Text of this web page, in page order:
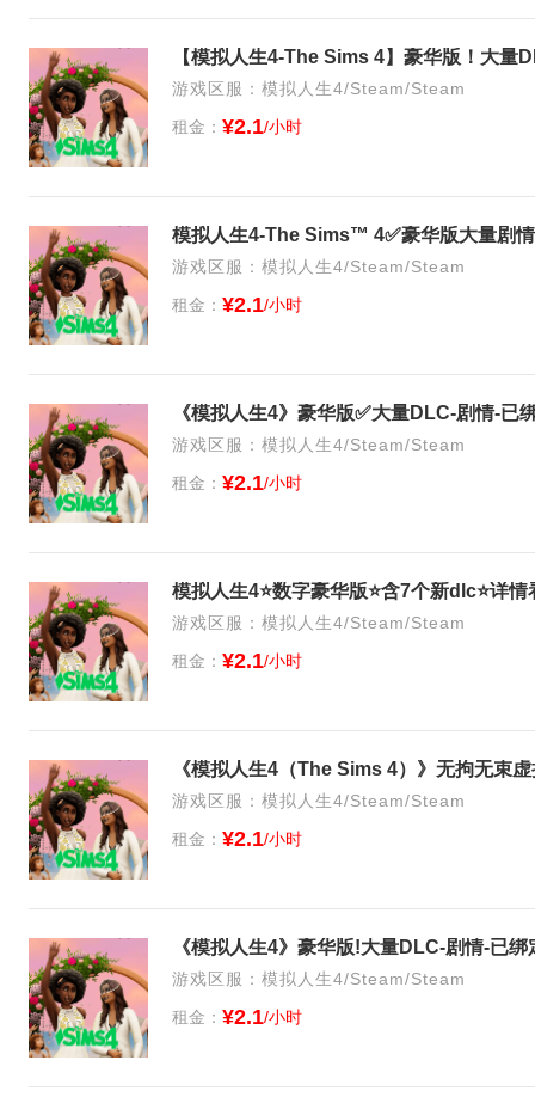
【模拟人生4-The Sims 4】豪华版！大量
游戏区服：模拟人生4/Steam/Steam
租金： ¥2.1/小时
游戏区服：模拟人生4/Steam/Steam
租金： ¥2.1/小时
《模拟人生4》豪华版✅大量DLC-剧情-已
游戏区服：模拟人生4/Steam/Steam
租金： ¥2.1/小时
模拟人生4⭐数字豪华版⭐含7个新dlc⭐详情
游戏区服：模拟人生4/Steam/Steam
租金： ¥2.1/小时
《模拟人生4（The Sims 4）》无拘无束
游戏区服：模拟人生4/Steam/Steam
租金： ¥2.1/小时
《模拟人生4》豪华版!大量DLC-剧情-已
游戏区服：模拟人生4/Steam/Steam
租金： ¥2.1/小时